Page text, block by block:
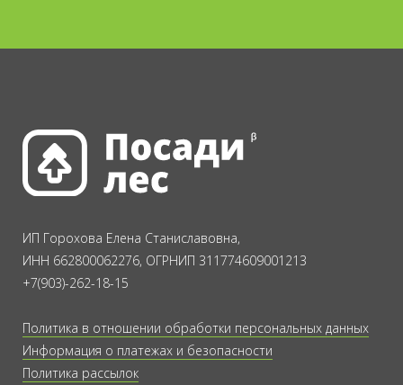
ИП Горохова Елена Станиславовна,
ИНН 662800062276, ОГРНИП 311774609001213
+7(903)-262-18-15
Политика в отношении обработки персональных данных
Информация о платежах и безопасности
Политика рассылок